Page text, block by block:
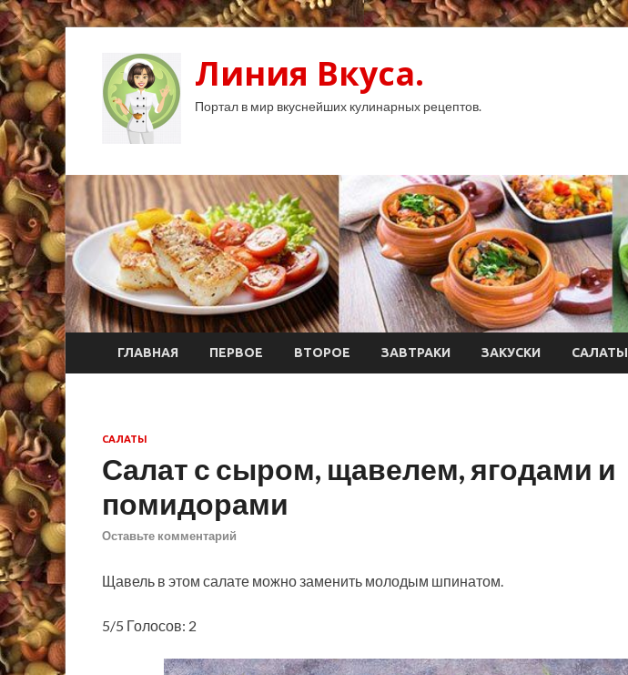
Линия Вкуса.
Портал в мир вкуснейших кулинарных рецептов.
ГЛАВНАЯ ПЕРВОЕ ВТОРОЕ ЗАВТРАКИ ЗАКУСКИ САЛАТЫ
САЛАТЫ
Салат с сыром, щавелем, ягодами и
помидорами
Оставьте комментарий
Щавель в этом салате можно заменить молодым шпинатом.
5/5 Голосов: 2